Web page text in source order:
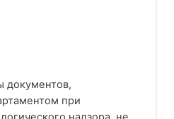
документов,
при